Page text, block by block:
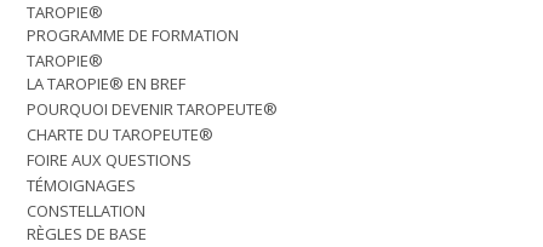
TAROPIE®
PROGRAMME DE FORMATION
TAROPIE®
LA TAROPIE® EN BREF
POURQUOI DEVENIR TAROPEUTE®
CHARTE DU TAROPEUTE®
FOIRE AUX QUESTIONS
TÉMOIGNAGES
CONSTELLATION
RÈGLES DE BASE